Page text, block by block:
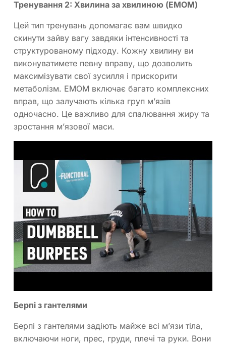
Тренування 2: Хвилина за хвилиною (EMOM)
Цей тип тренувань допомагає вам швидко
скинути зайву вагу завдяки інтенсивності та
структурованому підходу. Кожну хвилину ви
виконуватимете певну вправу, що дозволить
максимізувати свої зусилля і прискорити
метаболізм. EMOM включає багато комплексних
вправ, що залучають кілька груп м’язів
одночасно. Це важливо для спалювання жиру та
зростання м’язової маси.
Берпі з гантелями
Берпі з гантелями задіють майже всі м’язи тіла,
включаючи ноги, прес, груди, плечі та руки. Вони